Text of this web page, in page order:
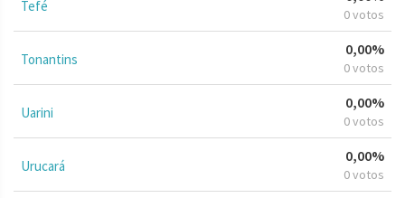
Tefé 0 votos
Tonantins
0,00%
0 votos
Uarini
0,00%
0 votos
Urucará
0,00%
0 votos